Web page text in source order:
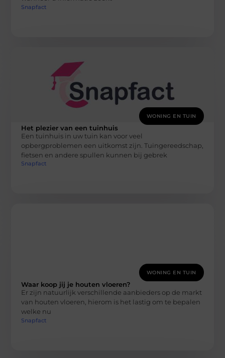
Snapfact
WONING EN TUIN
Het plezier van een tuinhuis
Een tuinhuis in uw tuin kan voor veel
opbergproblemen een uitkomst zijn. Tuingereedschap,
fietsen en andere spullen kunnen bij gebrek
Snapfact
WONING EN TUIN
Waar koop jij je houten vloeren?
Er zijn natuurlijk verschillende aanbieders op de markt
van houten vloeren, hierom is het lastig om te bepalen
welke nu
Snapfact